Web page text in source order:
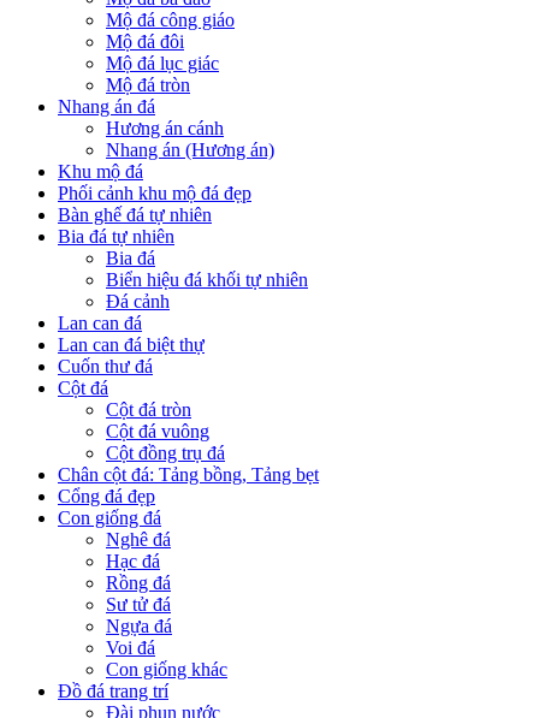
Mộ đá công giáo
Mộ đá đôi
Mộ đá lục giác
Mộ đá tròn
Nhang án đá
Hương án cánh
Nhang án (Hương án)
Khu mộ đá
Phối cảnh khu mộ đá đẹp
Bàn ghế đá tự nhiên
Bia đá tự nhiên
Bia đá
Biển hiệu đá khối tự nhiên
Đá cảnh
Lan can đá
Lan can đá biệt thự
Cuốn thư đá
Cột đá
Cột đá tròn
Cột đá vuông
Cột đồng trụ đá
Chân cột đá: Tảng bồng, Tảng bẹt
Cổng đá đẹp
Con giống đá
Nghê đá
Hạc đá
Rồng đá
Sư tử đá
Ngựa đá
Voi đá
Con giống khác
Đồ đá trang trí
Đài phun nước